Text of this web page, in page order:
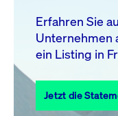
10 11
17
18
31
Erfahren Sie
Unternehmen
ein Listing in
Jetzt die